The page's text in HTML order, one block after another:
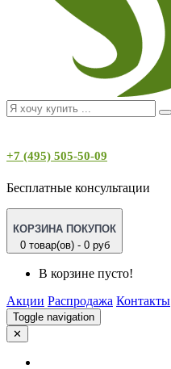
+7 (495) 505-50-09
Бесплатные консультации
КОРЗИНА ПОКУПОК
0 товар(ов) - 0 руб
В корзине пусто!
Акции Распродажа Контакты
Toggle navigation
✕